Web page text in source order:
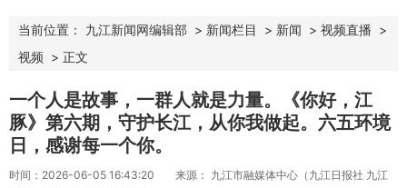
当前位置： 九江新闻网编辑部 > 新闻栏目 > 新闻 > 视频直播 >
视频 > 正文
一个人是故事，一群人就是力量。《你好，江
豚》第六期，守护长江，从你我做起。六五环境
日，感谢每一个你。
时间：2026-06-05 16:43:20
来源： 九江市融媒体中心（九江日报社 九江